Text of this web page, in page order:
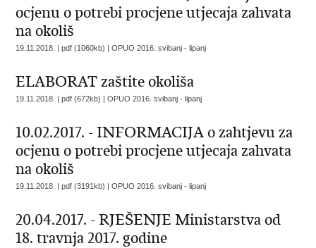
ocjenu o potrebi procjene utjecaja zahvata
na okoliš
19.11.2018. | pdf (1060kb) |OPUO 2016. svibanj - lipanj
ELABORAT zaštite okoliša
19.11.2018. | pdf (672kb) |OPUO 2016. svibanj - lipanj
10.02.2017. - INFORMACIJA o zahtjevu za
ocjenu o potrebi procjene utjecaja zahvata
na okoliš
19.11.2018. | pdf (3191kb) |OPUO 2016. svibanj - lipanj
20.04.2017. - RJEŠENJE Ministarstva od
18. travnja 2017. godine